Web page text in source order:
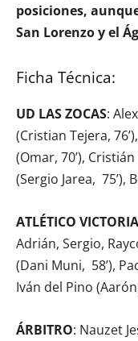
posiciones,
San Lorenzo y el
Ficha Técnica:
UD LAS ZOCAS:
(Cristian Tejera,
(Omar, 70’),
(Sergio Jarea, 75’),
ATLÉTICO VICTORIA
Adrián, Sergio,
(Dani Muni, 58’),
Iván del Pino
ÁRBITRO: Nauzet